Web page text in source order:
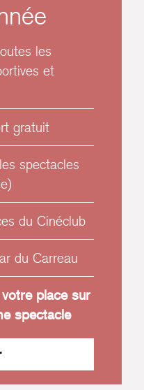
les
et
gratuit
spectacles
du Cinéclub
du Carreau
place sur
spectacle